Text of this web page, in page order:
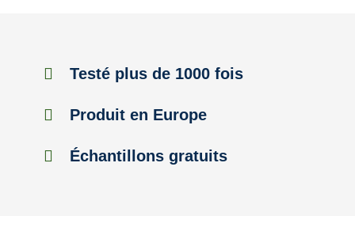
Testé plus de 1000 fois
Produit en Europe
Échantillons gratuits